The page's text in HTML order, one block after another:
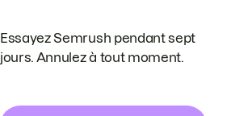
Essayez Semrush pendant sept
jours. Annulez à tout moment.